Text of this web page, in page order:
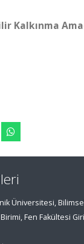
Kalkınma
Üniversitesi,
Fen Fakültesi